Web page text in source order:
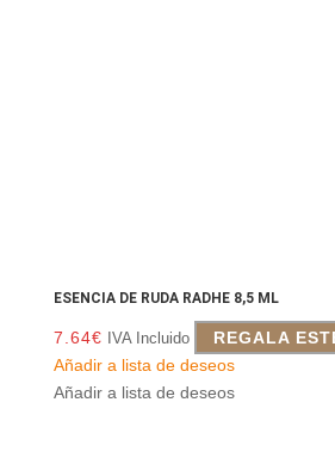
ESENCIA DE RUDA RADHE 8,5 ML
7.64€ IVA Incluido
REGALA
Añadir a lista de deseos
Añadir a lista de deseos